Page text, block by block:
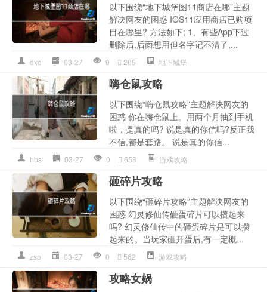
以下围绕“地下城堡图11商店在哪”主题
解决网友的困惑 IOS11应用商店已购项
目在哪里? 方法如下; 1、有些App下过
删除后,后面想用但名字记不清了,...
dxc 03-27 0 205 地下城堡
嗨仓鼠攻略
以下围绕“嗨仓鼠攻略”主题解决网友的
困惑 你在嗨仓鼠上。用两个月抽到手机
啦，是真的吗? 说是真的你信吗?反正我
不信,都是套路。 说是真的你信...
hbs 03-27 0 658 游戏攻略
砸碎片攻略
以下围绕“砸碎片攻略”主题解决网友的
困惑 幻灵修仙传砸蛋碎片可以攒起来
吗? 幻灵修仙传中的砸蛋碎片是可以攒
起来的。当玩家砸开蛋后,有一定概...
zsp 03-27 0 562 游戏攻略
攻略女娲